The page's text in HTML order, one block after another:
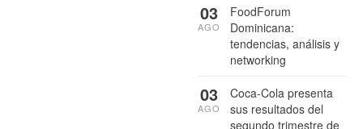
FoodForum
Dominicana:
tendencias, análisis y
networking
03
AGO
Coca-Cola presenta
sus resultados del
segundo trimestre de
03
AGO